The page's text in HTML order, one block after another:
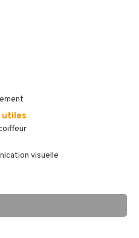
utiles
visuelle